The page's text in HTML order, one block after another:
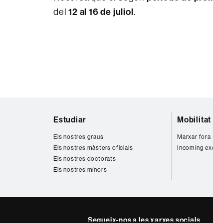
del12 al 16 de juliol.
Estudiar
Els nostres graus
Els nostres màsters oficials
Els nostres doctorats
Els nostres mínors
Mobilitat
Marxar fora
Incoming
Segueix-nos a les xarxes socials